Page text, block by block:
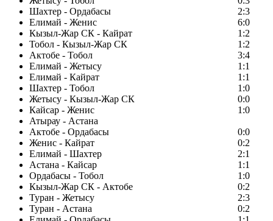
Шахтер - Ордабасы
2:3
Елимай - Женис
6:0
Кызыл-Жар СК - Кайрат
1:2
Тобол - Кызыл-Жар СК
1:2
Актобе - Тобол
3:4
Елимай - Жетысу
1:1
Елимай - Кайрат
1:1
Шахтер - Тобол
1:0
Жетысу - Кызыл-Жар СК
0:0
Кайсар - Женис
1:0
Атырау - Астана
Актобе - Ордабасы
0:0
Женис - Кайрат
0:2
Елимай - Шахтер
2:1
Астана - Кайсар
1:1
Ордабасы - Тобол
1:0
Кызыл-Жар СК - Актобе
0:2
Туран - Жетысу
2:3
Туран - Астана
0:2